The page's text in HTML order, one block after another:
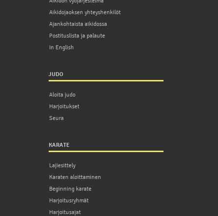
Aikidojaoksen yhteyshenkilöt
Ajankohtaista aikidossa
Postituslista ja palaute
In English
JUDO
Aloita judo
Harjoitukset
Seura
KARATE
Lajiesittely
Karaten aloittaminen
Beginning karate
Harjoitusryhmät
Harjoitusajat